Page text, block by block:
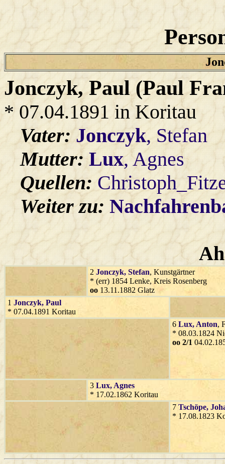
Jonczyk, Paul (Paul
* 07.04.1891 in Koritau
Vater:Jonczyk, Stefan
Mutter:Lux, Agnes
Quellen:
Weiter zu:
2 Jonczyk, Stefan, Kunstgärtner
* (err) 1854 Lenke, Kreis Rosenberg
oo 13.11.1882 Glatz
1 Jonczyk, Paul
* 07.04.1891 Koritau
6 Lux, Anton,
* 08.03.1824
oo 2/1
3 Lux, Agnes
* 17.02.1862 Koritau
7 Tschöpe,
* 17.08.1823